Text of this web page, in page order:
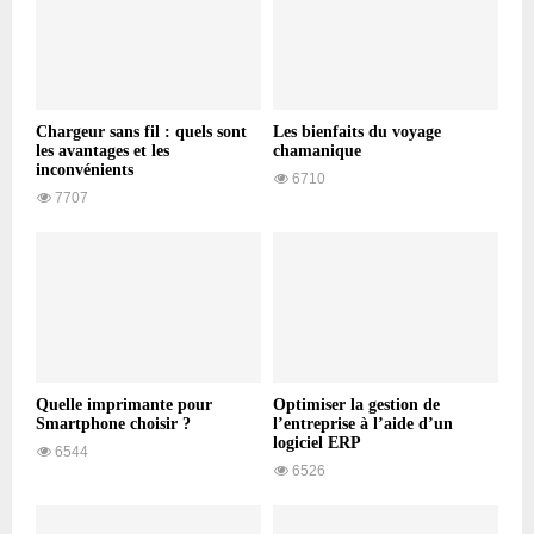
Chargeur sans fil : quels sont
les avantages et les
inconvénients
7707
Les bienfaits du voyage
chamanique
6710
Quelle imprimante pour
Smartphone choisir ?
6544
Optimiser la gestion de
l’entreprise à l’aide d’un
logiciel ERP
6526